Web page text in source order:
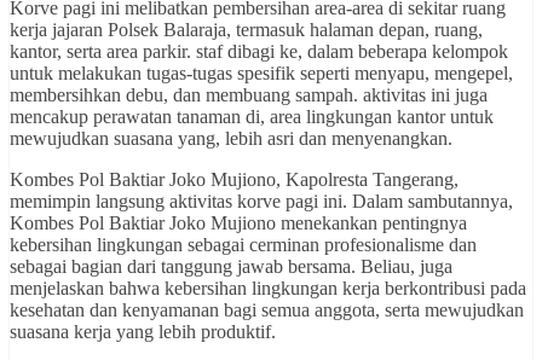
Korve pagi ini melibatkan pembersihan area-area di sekitar ruang
kerja jajaran Polsek Balaraja, termasuk halaman depan, ruang,
kantor, serta area parkir. staf dibagi ke, dalam beberapa kelompok
untuk melakukan tugas-tugas spesifik seperti menyapu, mengepel,
membersihkan debu, dan membuang sampah. aktivitas ini juga
mencakup perawatan tanaman di, area lingkungan kantor untuk
mewujudkan suasana yang, lebih asri dan menyenangkan.
Kombes Pol Baktiar Joko Mujiono, Kapolresta Tangerang,
memimpin langsung aktivitas korve pagi ini. Dalam sambutannya,
Kombes Pol Baktiar Joko Mujiono menekankan pentingnya
kebersihan lingkungan sebagai cerminan profesionalisme dan
sebagai bagian dari tanggung jawab bersama. Beliau, juga
menjelaskan bahwa kebersihan lingkungan kerja berkontribusi pada
kesehatan dan kenyamanan bagi semua anggota, serta mewujudkan
suasana kerja yang lebih produktif.